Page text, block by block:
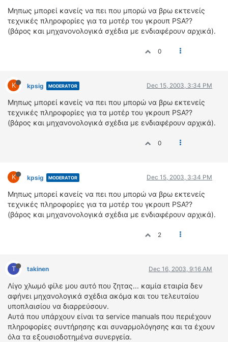
Μηπως μπορεί κανείς να πει που μπορώ να βρω εκτενείς
τεχνικές πληροφορίες για τα μοτέρ του γκρουπ PSA??
(βάρος και μηχανονολογικά σχέδια με ενδιαφέρουν αρχικά).
0
K kpsig MODERATOR Dec 15, 2003, 3:34 PM
Μηπως μπορεί κανείς να πει που μπορώ να βρω εκτενείς
τεχνικές πληροφορίες για τα μοτέρ του γκρουπ PSA??
(βάρος και μηχανονολογικά σχέδια με ενδιαφέρουν αρχικά).
0
K kpsig MODERATOR Dec 15, 2003, 3:34 PM
Μηπως μπορεί κανείς να πει που μπορώ να βρω εκτενείς
τεχνικές πληροφορίες για τα μοτέρ του γκρουπ PSA??
(βάρος και μηχανονολογικά σχέδια με ενδιαφέρουν αρχικά).
2
T takinen Dec 16, 2003, 9:16 AM
Λίγο χλωμό φίλε μου αυτό που ζητας... καμία εταιρία δεν
αφήνει μηχανολογικά σχέδια ακόμα και του τελευταίου
υποπλαισίου να διαρρεύσουν.
Αυτά που υπάρχουν είναι τα service manuals που περιέχουν
πληροφορίες συντήρησης και συναρμολόγησης και τα έχουν
όλα τα εξουσιοδοτημένα συνεργεία.
VIDEO
CANDID CAMERA
ΤΕΧΝΟΛΟΓΙΑ
ΕΙΔΗΣΕΙΣ – ΠΑΡΟΥΣΙΑΣΕΙΣ
ΛΕΞΙΚΟ
ΕΙΔΗΣΕΙΣ
ΑΓΩΝΕΣ
FORMULA 1
ΤΙΜΕΣ
4T CLASSIC
ΜΟΝΤΕΛΑ
ΚΑΤΑΣΚΕΥΑΣΤΕΣ
ΠΡΟΣΩΠΙΚΟΤΗΤΕΣ